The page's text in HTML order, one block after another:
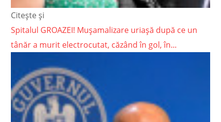
Citește și
Spitalul GROAZEI! Mușamalizare uriașă după ce un
tânăr a murit electrocutat, căzând în gol, în...